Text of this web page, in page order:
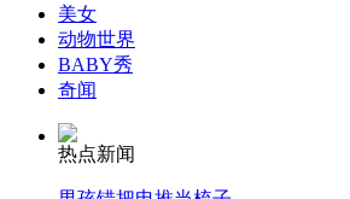
外交部：有关国家言论片面不公正
安徽一实载49人客车翻车
美女
动物世界
BABY秀
奇闻
热点新闻